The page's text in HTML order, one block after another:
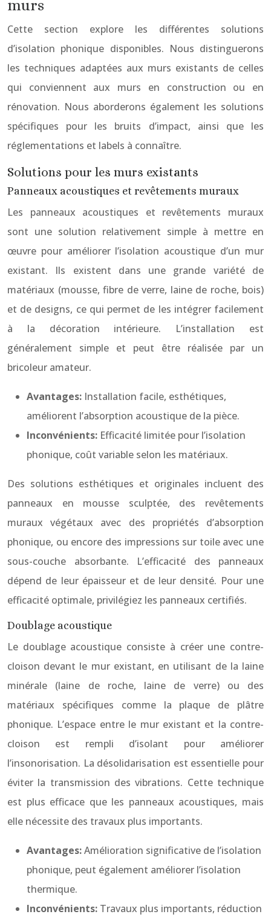
murs
Cette section explore les différentes solutions
d’isolation phonique disponibles. Nous distinguerons
les techniques adaptées aux murs existants de celles
qui conviennent aux murs en construction ou en
rénovation. Nous aborderons également les solutions
spécifiques pour les bruits d’impact, ainsi que les
réglementations et labels à connaître.
Solutions pour les murs existants
Panneaux acoustiques et revêtements muraux
Les panneaux acoustiques et revêtements muraux
sont une solution relativement simple à mettre en
œuvre pour améliorer l’isolation acoustique d’un mur
existant. Ils existent dans une grande variété de
matériaux (mousse, fibre de verre, laine de roche, bois)
et de designs, ce qui permet de les intégrer facilement
à la décoration intérieure. L’installation est
généralement simple et peut être réalisée par un
bricoleur amateur.
Avantages: Installation facile, esthétiques,
améliorent l’absorption acoustique de la pièce.
Inconvénients: Efficacité limitée pour l’isolation
phonique, coût variable selon les matériaux.
Des solutions esthétiques et originales incluent des
panneaux en mousse sculptée, des revêtements
muraux végétaux avec des propriétés d’absorption
phonique, ou encore des impressions sur toile avec une
sous-couche absorbante. L’efficacité des panneaux
dépend de leur épaisseur et de leur densité. Pour une
efficacité optimale, privilégiez les panneaux certifiés.
Doublage acoustique
Le doublage acoustique consiste à créer une contre-
cloison devant le mur existant, en utilisant de la laine
minérale (laine de roche, laine de verre) ou des
matériaux spécifiques comme la plaque de plâtre
phonique. L’espace entre le mur existant et la contre-
cloison est rempli d’isolant pour améliorer
l’insonorisation. La désolidarisation est essentielle pour
éviter la transmission des vibrations. Cette technique
est plus efficace que les panneaux acoustiques, mais
elle nécessite des travaux plus importants.
Avantages:Amélioration significative de l’isolation
phonique, peut également améliorer l’isolation
thermique.
Inconvénients: Travaux plus importants, réduction